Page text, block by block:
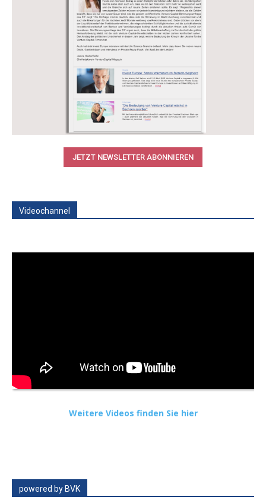
JETZT NEWSLETTER ABONNIEREN
Videochannel
Weitere Videos finden Sie hier
powered by BVK